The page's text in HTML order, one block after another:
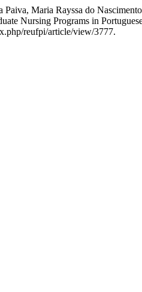
Paiva, Maria Rayssa do
Nursing Programs in
reufpi/article/view/3777.